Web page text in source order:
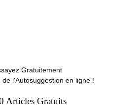
Gratuitement
de l'Autosuggestion en ligne !
Articles Gratuits